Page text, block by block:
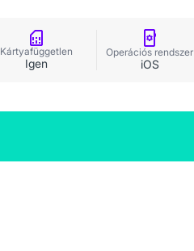
Kártyafüggetlen
Igen
Operációs rendszer
iOS